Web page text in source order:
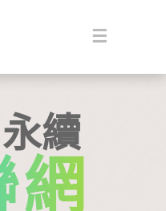
Toggle
永續
網